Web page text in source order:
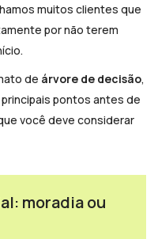
muitos clientes que
por não terem
de árvore de decisão,
pontos antes de
você deve considerar
moradia ou